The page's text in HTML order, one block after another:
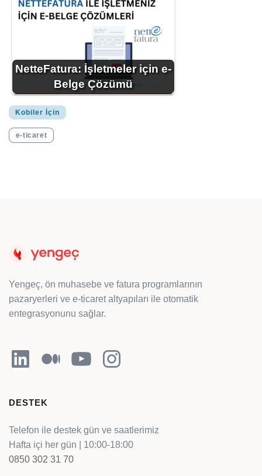
NetteFatura: İşletmeler için e-
Belge Çözümü
Kobiler İçin
e-ticaret
Yengeç, ön muhasebe ve fatura programlarının
pazaryerleri ve e-ticaret altyapıları ile otomatik
entegrasyonunu sağlar.
LinkedInOrta YouTubeInstagram
DESTEK
Telefon ile destek gün ve saatlerimiz
Hafta içi her gün | 10:00-18:00
0850 302 31 70